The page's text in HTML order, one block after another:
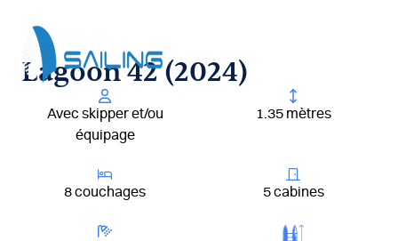
contenu
Lagoon 42 (2024)
Avec skipper et/ou
équipage
1.35 mètres
8 couchages 5 cabines